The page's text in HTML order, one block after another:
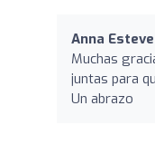
Anna
Muchas
juntas para
Un abrazo